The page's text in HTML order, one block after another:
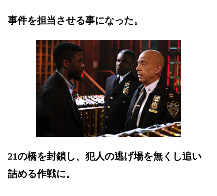
事件を担当させる事になった。
21の橋を封鎖し、犯人の逃げ場を無くし追い
詰める作戦に。